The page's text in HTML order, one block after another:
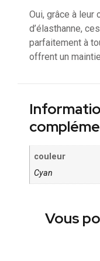
Oui, grâce à leur
d’élasthanne,
parfaitement à
offrent un
couleur
Cyan
Vous